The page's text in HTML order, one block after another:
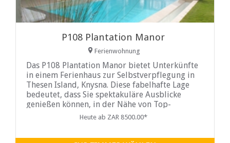
P108 Plantation Manor
Ferienwohnung
Das P108 Plantation Manor bietet Unterkünfte
in einem Ferienhaus zur Selbstverpflegung in
Thesen Island, Knysna. Diese fabelhafte Lage
bedeutet, dass Sie spektakuläre Ausblicke
genießen können, in der Nähe von Top-
Attraktionen sind, großartige Aktivitäten und
Heute ab ZAR 8500.00*